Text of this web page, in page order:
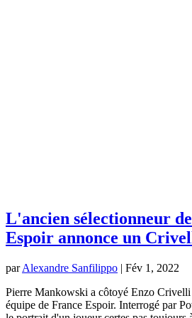
L'ancien sélectionneur
Espoir annonce un
parAlexandre Sanfilippo | Fév 1, 2022
Pierre Mankowski a côtoyé Enzo Crivelli
équipe de France Espoir. Interrogé par